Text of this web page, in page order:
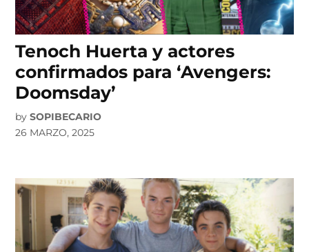
Tenoch Huerta y actores
confirmados para ‘Avengers:
Doomsday’
by SOPIBECARIO
26 MARZO, 2025